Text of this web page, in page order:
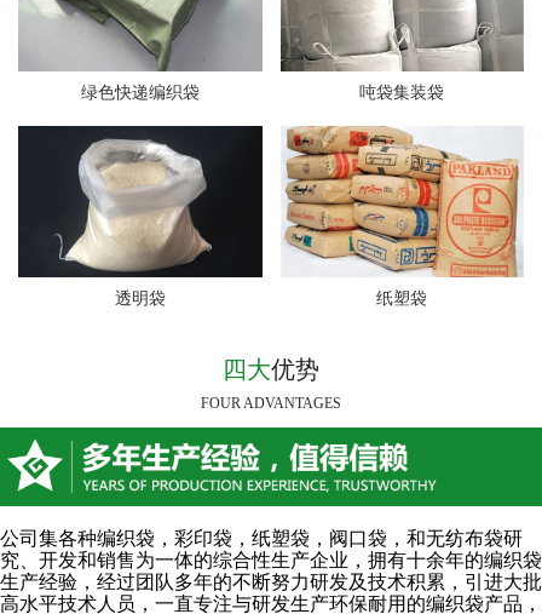
绿色快递编织袋 吨袋集装袋
透明袋 纸塑袋
四大优势
FOUR ADVANTAGES
公司集各种编织袋，彩印袋，纸塑袋，阀口袋，和无纺布袋研
究、开发和销售为一体的综合性生产企业，拥有十余年的编织袋
生产经验，经过团队多年的不断努力研发及技术积累，引进大批
高水平技术人员，一直专注与研发生产环保耐用的编织袋产品，